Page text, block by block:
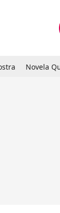
Novela